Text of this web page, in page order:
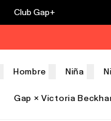
Club Gap+
Hombre Niña
Gap × Victoria